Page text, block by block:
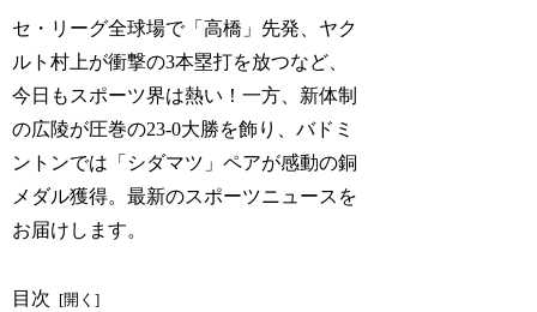
セ・リーグ全球場で「高橋」先発、ヤク
ルト村上が衝撃の3本塁打を放つなど、
今日もスポーツ界は熱い！一方、新体制
の広陵が圧巻の23-0大勝を飾り、バドミ
ントンでは「シダマツ」ペアが感動の銅
メダル獲得。最新のスポーツニュースを
お届けします。
目次